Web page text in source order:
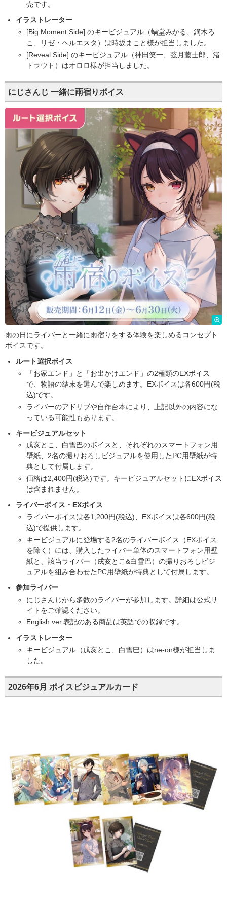
売です。
イラストレーター
[Big Moment Side] のキービジュアル（蝸堂みかる、鏑木ろ
こ、リゼ・ヘルエスタ）は時坂まこと様が担当しました。
[Reveal Side] のキービジュアル（神田笑一、弦月藤士郎、渚
トラウト）はオロロ様が担当しました。
にじさんじ 一緒に雨宿りボイス
雨の日にライバーと一緒に雨宿りをする体験を楽しめるコンセプト
ボイスです。
ルート選択ボイス
「お家エンド」と「お出かけエンド」の2種類のEXボイス
で、物語の結末を選んで楽しめます。EXボイスは各600円(税
込)です。
ライバーのアドリブや自作台本により、上記以外の内容にな
っている可能性もあります。
キービジュアルセット
戌亥とこ、白雪巴のボイスと、それぞれのスマートフォン用
壁紙、2名の撮りおろしビジュアルを使用したPC用壁紙が特
典として付属します。
価格は2,400円(税込)です。キービジュアルセットにEXボイス
は含まれません。
ライバーボイス・EXボイス
ライバーボイスは各1,200円(税込)、EXボイスは各600円(税
込)で提供します。
キービジュアルに登場する2名のライバーボイス（EXボイス
を除く）には、購入したライバー単体のスマートフォン用壁
紙と、該当ライバー（戌亥とこ&白雪巴）の撮りおろしビジ
ュアルを組み合わせたPC用壁紙が特典として付属します。
参加ライバー
にじさんじから多数のライバーが参加します。詳細は公式サ
イトをご確認ください。
English ver.表記のある商品は英語での収録です。
イラストレーター
キービジュアル（戌亥とこ、白雪巴）はne-on様が担当しま
した。
2026年6月 ボイスビジュアルカード